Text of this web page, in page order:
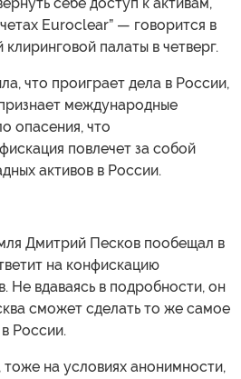
Euroclear” — говорится в
клиринговой палаты в четверг.
что проиграет дела в России,
международные
опасения, что
повлечет за собой
активов в России.
Дмитрий Песков пообещал в
на конфискацию
Не вдаваясь в подробности, он
сможет сделать то же самое
России.
тоже на условиях анонимности,